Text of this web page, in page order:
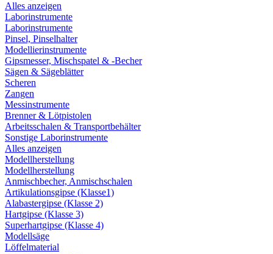
Alles anzeigen
Laborinstrumente
Laborinstrumente
Pinsel, Pinselhalter
Modellierinstrumente
Gipsmesser, Mischspatel & -Becher
Sägen & Sägeblätter
Scheren
Zangen
Messinstrumente
Brenner & Lötpistolen
Arbeitsschalen & Transportbehälter
Sonstige Laborinstrumente
Alles anzeigen
Modellherstellung
Modellherstellung
Anmischbecher, Anmischschalen
Artikulationsgipse (Klasse1)
Alabastergipse (Klasse 2)
Hartgipse (Klasse 3)
Superhartgipse (Klasse 4)
Modellsäge
Löffelmaterial